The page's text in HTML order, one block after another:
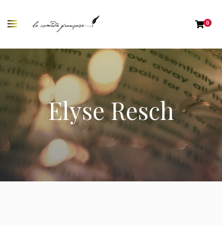
0
Elyse Resch